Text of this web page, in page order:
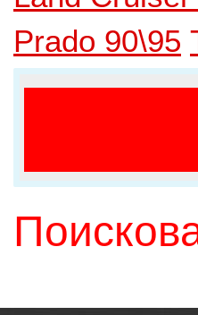
Prado 90\95